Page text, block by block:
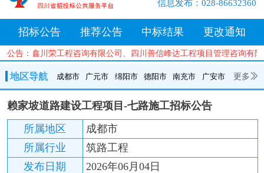
信息发布： 028-86632360
招标公告 推荐公告 中标结果 更改通知
公告：锦鑫川荣工程咨询有限公司、四川善信峰达工程项目管理咨询
地区导航 成都市 广元市 绵阳市 德阳市 南充市 广安市 更多
成都市 广元市 绵阳市 德阳市 南充市 广安市
内江市
乐山市 自贡市 泸州市 宜宾市 攀枝花
巴中市
达州市
资阳市 眉山市 雅安市 阿坝州 甘孜州 凉山州
赖家坡道路建设工程项目-七路施工招标公告
所属地区
成都市
所属行业
筑路工程
发布日期
2026年06月04日